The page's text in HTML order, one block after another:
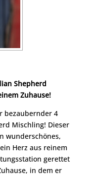
Shepherd
Zuhause!
bezaubernder 4
Mischling! Dieser
wunderschönes,
Herz aus reinem
gerettet
in dem er